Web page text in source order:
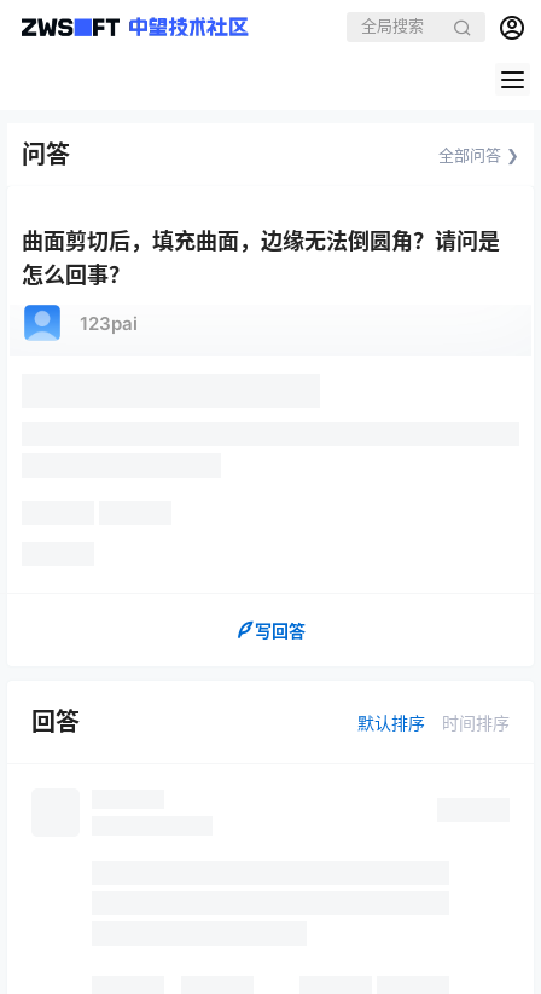
问答 全部问答 ❯
曲面剪切后，填充曲面，边缘无法倒圆角？请问是
怎么回事？
123pai
写回答
回答 默认排序 时间排序